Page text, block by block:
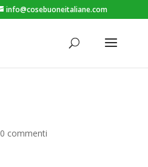
info@cosebuoneitaliane.com
0 commenti